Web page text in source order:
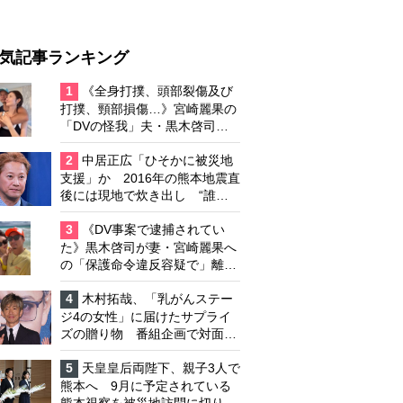
記事ランキング
1
《全身打撲、頭部裂傷及び
打撲、頸部損傷…》宮崎麗果の
「DVの怪我」夫・黒木啓司の
逮捕で始まる「夫婦の闘争」
2
中居正広「ひそかに被災地
支援」か 2016年の熊本地震直
後には現地で炊き出し “誰に
も知られなくて良い”と、むし
ろ強まる福祉活動への思い
3
《DV事案で逮捕されてい
た》黒木啓司が妻・宮崎麗果へ
の「保護命令違反容疑で」離婚
協議は「第二ステージ」へ
4
木村拓哉、「乳がんステー
ジ4の女性」に届けたサプライ
ズの贈り物 番組企画で対面し
たファンが、夢と希望を与える
心遣いに「うれしくて号泣しま
した」
5
天皇皇后両陛下、親子3人で
熊本へ 9月に予定されている